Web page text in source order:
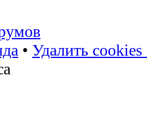
• Удалить